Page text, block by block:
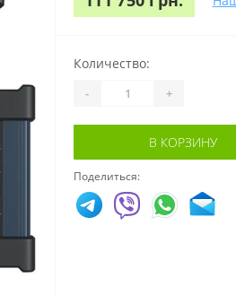
Количество:
- +
В КОРЗИНУ
Поделиться: